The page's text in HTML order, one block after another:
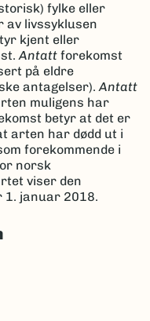
fylke eller
av livssyklusen
kjent eller
Antatt forekomst
på eldre
antagelser).Antatt
muligens har
betyr at det er
arten har dødd ut i
forekommende i
norsk
viser den
1. januar 2018.